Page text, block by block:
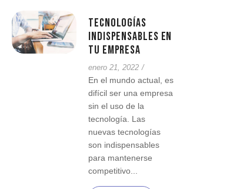
Tecnologías
indispensables en
tu empresa
enero 21, 2022 /
En el mundo actual, es
difícil ser una empresa
sin el uso de la
tecnología. Las
nuevas tecnologías
son indispensables
para mantenerse
competitivo...